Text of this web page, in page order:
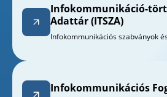
Infokommunikáció-
Adattár (ITSZA)
Infokommunikációs szabványok
Infokommunikációs